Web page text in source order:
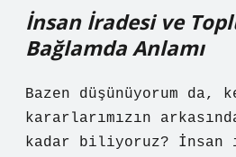
İnsan İradesi ve
Bağlamda Anlamı
Bazen düşünüyorum da,
kararlarımızın
kadar biliyoruz? İnsan